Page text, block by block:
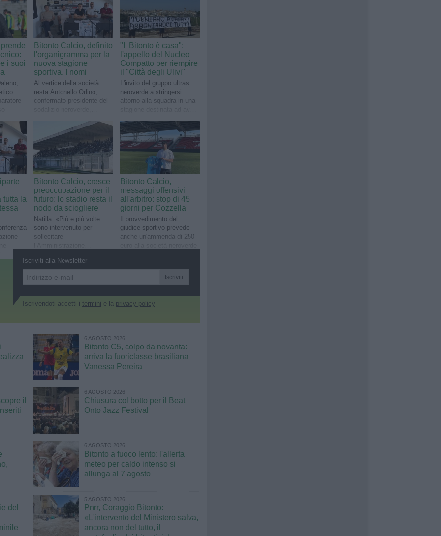
i suoi
Bitonto Calcio, definito
l'organigramma per la
nuova stagione
sportiva. I nomi
Al vertice della società
resta Antonello Orlino,
confermato presidente del
vicepresidente Giovanni
Brindicci
"Il Bitonto è casa":
l'appello del Nucleo
Compatto per riempire
il "Città degli Ulivi"
L'invito del gruppo ultras
neroverde a stringersi
attorno alla squadra in una
tutta la
Bitonto Calcio, cresce
preoccupazione per il
futuro: lo stadio resta il
nodo da sciogliere
Natilla: «Più e più volte
sono intervenuto per
sollecitare
infinita vicenda dello stadio
Bitonto Calcio,
messaggi offensivi
all'arbitro: stop di 45
giorni per Cozzella
Il provvedimento del
giudice sportivo prevede
anche un'ammenda di 250
Iscriviti alla Newsletter
Iscriviti
Iscrivendoti accetti i termini e la privacy policy
6 AGOSTO 2026
Bitonto C5, colpo da novanta:
arriva la fuoriclasse brasiliana
Vanessa Pereira
il
6 AGOSTO 2026
Chiusura col botto per il Beat
Onto Jazz Festival
6 AGOSTO 2026
Bitonto a fuoco lento: l'allerta
meteo per caldo intenso si
allunga al 7 agosto
del
5 AGOSTO 2026
Pnrr, Coraggio Bitonto:
«L'intervento del Ministero salva,
ancora non del tutto, il